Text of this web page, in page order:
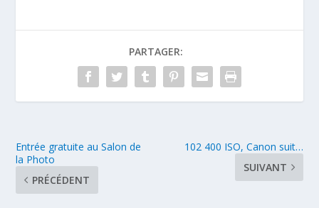
PARTAGER:
Entrée gratuite au Salon de
la Photo
PRÉCÉDENT
102 400 ISO, Canon suit…
SUIVANT